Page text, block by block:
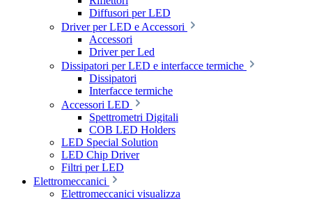
Diffusori per LED
Driver per LED e Accessori
Accessori
Driver per Led
Dissipatori per LED e interfacce termiche
Dissipatori
Interfacce termiche
Accessori LED
Spettrometri Digitali
COB LED Holders
LED Special Solution
LED Chip Driver
Filtri per LED
Elettromeccanici
Elettromeccanici visualizza